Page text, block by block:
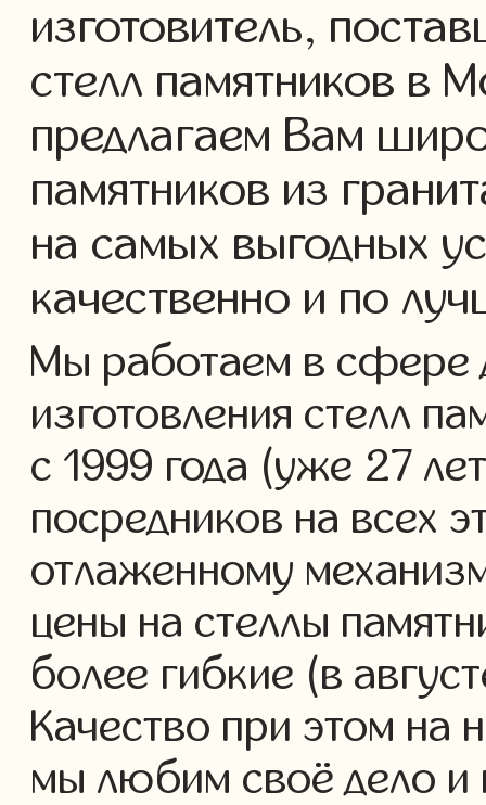
изготовитель,
стелл памятников в
предлагаем Вам
памятников из
на самых выгодных
качественно и по
Мы работаем в сфере
изготовления стелл
с 1999 года (уже 27
посредников на всех
отлаженному
цены на стеллы
более гибкие (в
Качество при этом на
мы любим своё дело и